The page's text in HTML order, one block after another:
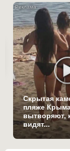
Скрытая
пляже
вытворяют,
видят...